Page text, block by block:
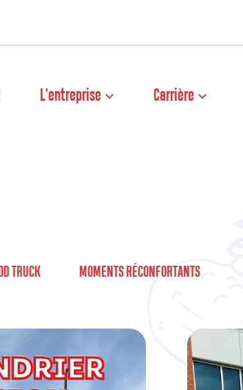
L'entreprise Carrière
TRUCK MOMENTS RÉCONFORTANTS